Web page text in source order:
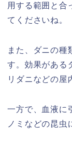
用する範囲と合
てくださいね。
また、ダニの種
す。効果がある
リダニなどの屋
一方で、血液に
ノミなどの昆虫